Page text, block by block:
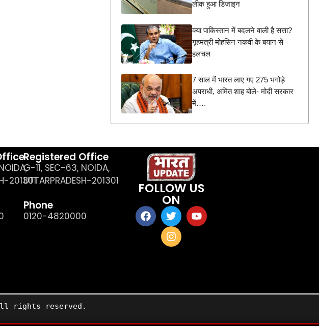
लीक हुआ डिजाइन
क्या पाकिस्तान में बदलने वाली है सत्ता?
गृहमंत्री मोहसिन नकवी के बयान से
हलचल
7 साल में भारत लाए गए 275 भगोड़े
अपराधी, अमित शाह बोले- मोदी सरकार
में….
201301
Registered Office
G-11, SEC-63, NOIDA,
UTTARPRADESH-201301
Phone
0120-4820000
FOLLOW US
ON
rights reserved.